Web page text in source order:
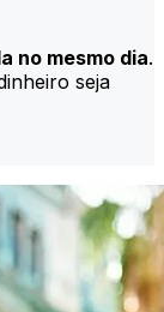
no mesmo dia.
seja